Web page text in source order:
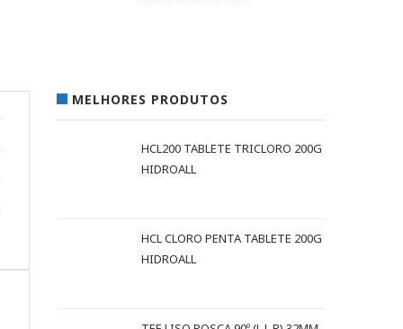
MELHORES PRODUTOS
HCL200 TABLETE TRICLORO 200G
HIDROALL
HCL CLORO PENTA TABLETE 200G
HIDROALL